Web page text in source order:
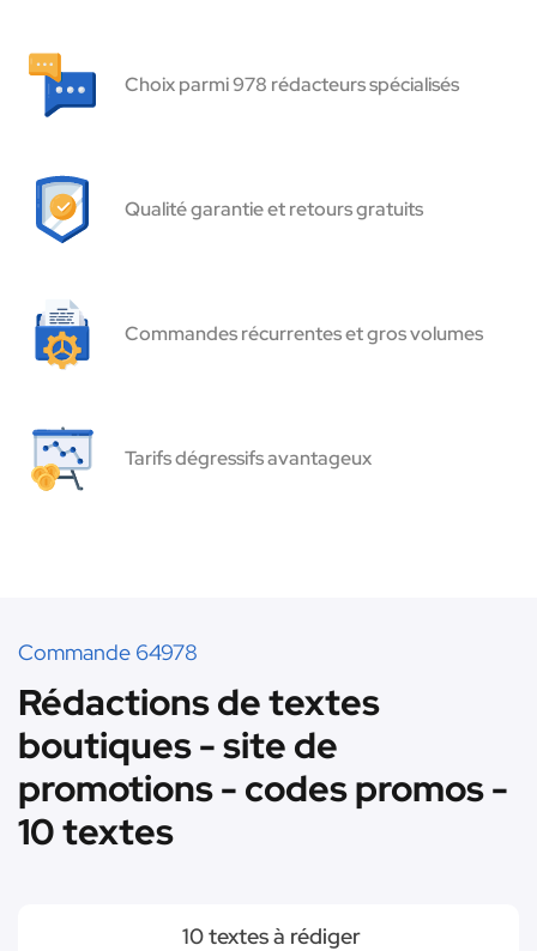
Choix parmi 978 rédacteurs spécialisés
Qualité garantie et retours gratuits
Commandes récurrentes et gros volumes
Tarifs dégressifs avantageux
Commande 64978
Rédactions de textes
boutiques - site de
promotions - codes promos -
10 textes
10 textes à rédiger